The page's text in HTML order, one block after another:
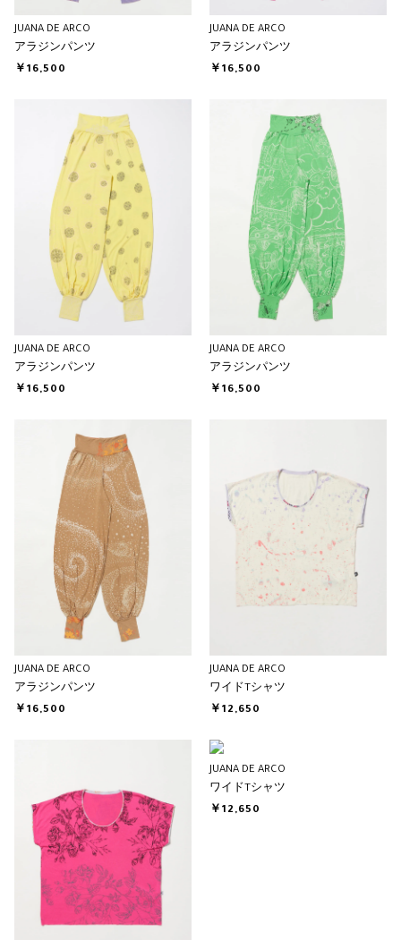
JUANA DE ARCO
アラジンパンツ
￥16,500
JUANA DE ARCO
アラジンパンツ
￥16,500
JUANA DE ARCO
アラジンパンツ
￥16,500
JUANA DE ARCO
アラジンパンツ
￥16,500
JUANA DE ARCO
アラジンパンツ
￥16,500
JUANA DE ARCO
ワイドTシャツ
￥12,650
JUANA DE ARCO
ワイドTシャツ
￥12,650